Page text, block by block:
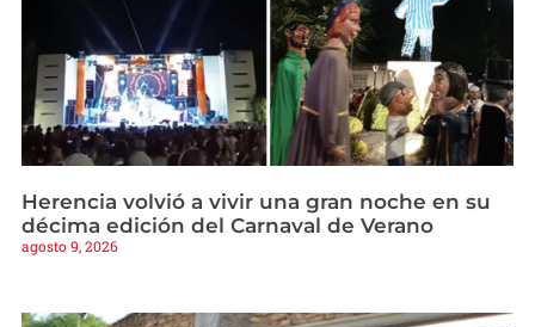
Herencia volvió a vivir una gran noche en su
décima edición del Carnaval de Verano
agosto 9, 2026